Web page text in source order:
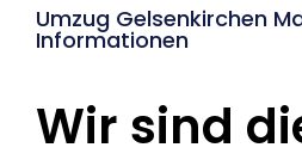
Umzug Gelsenkirchen
Informationen
Wir sind